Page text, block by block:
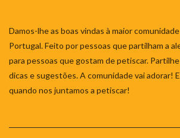
Damos-lhe as boas vindas à maior
Portugal. Feito por pessoas que partilham a
para pessoas que gostam de petiscar.
dicas e sugestões. A comunidade vai adorar!
quando nos juntamos a petiscar!